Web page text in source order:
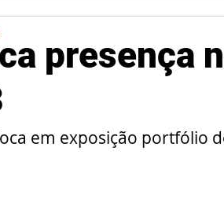
presença
em exposição portfólio